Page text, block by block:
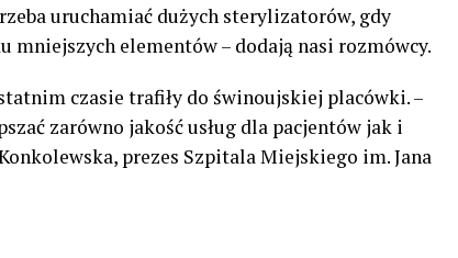
uruchamiać dużych sterylizatorów, gdy
elementów – dodają nasi rozmówcy.
czasie trafiły do świnoujskiej placówki. –
zarówno jakość usług dla pacjentów jak i
prezes Szpitala Miejskiego im. Jana